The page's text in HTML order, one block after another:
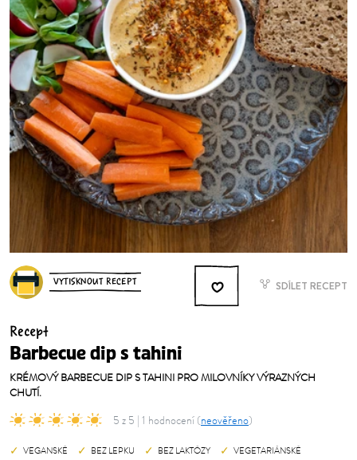
VYTISKNOUT RECEPT SDÍLET RECEPT
Recept
Barbecue dip s tahini
KRÉMOVÝ BARBECUE DIP S TAHINI PRO MILOVNÍKY VÝRAZNÝCH
CHUTÍ.
5 z 5 | 1 hodnocení (neověřeno)
VEGANSKÉ BEZ LEPKU BEZ LAKTÓZY VEGETARIÁNSKÉ